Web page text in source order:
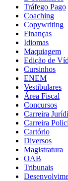
Tráfego Pago
Coaching
Copywriting
Finanças
Idiomas
Maquiagem
Edição de
Cursinhos
ENEM
Vestibulares
Área Fiscal
Concursos
Carreira
Carreira
Cartório
Diversos
Magistratura
OAB
Tribunais